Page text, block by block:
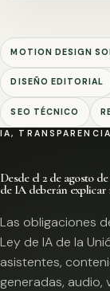
MOTION DESIGN
DISEÑO EDITORIAL
SEO TÉCNICO
IA,
Desde el 2 de agosto
de IA deberán
Las obligaciones
Ley de IA de la
asistentes,
generadas,